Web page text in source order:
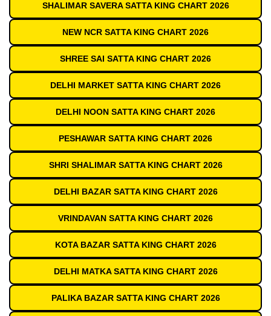
SHALIMAR SAVERA SATTA KING CHART 2026
NEW NCR SATTA KING CHART 2026
SHREE SAI SATTA KING CHART 2026
DELHI MARKET SATTA KING CHART 2026
DELHI NOON SATTA KING CHART 2026
PESHAWAR SATTA KING CHART 2026
SHRI SHALIMAR SATTA KING CHART 2026
DELHI BAZAR SATTA KING CHART 2026
VRINDAVAN SATTA KING CHART 2026
KOTA BAZAR SATTA KING CHART 2026
DELHI MATKA SATTA KING CHART 2026
PALIKA BAZAR SATTA KING CHART 2026